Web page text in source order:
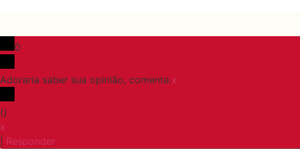
0
Adoraria saber sua opinião, comente.x
()
x
Responder